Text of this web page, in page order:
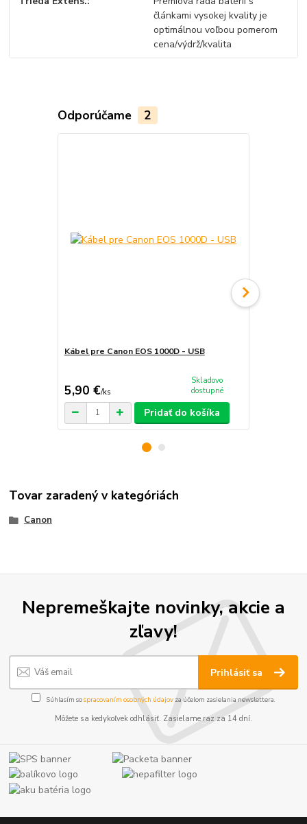
článkami vysokej kvality je
optimálnou voľbou pomerom
cena/výdrž/kvalita
Odporúčame 2
Kábel pre Canon EOS 1000D - USB
5,90 €/ks
Skladovo
dostupné
Pridať do košíka
Tovar zaradený v kategóriách
Canon
Nepremeškajte novinky, akcie a
zľavy!
Prihlásiť sa
Súhlasím sospracovaním osobných údajov za účelom zasielania newslettera.
Môžete sa kedykoľvek odhlásiť. Zasielame raz za 14 dní.